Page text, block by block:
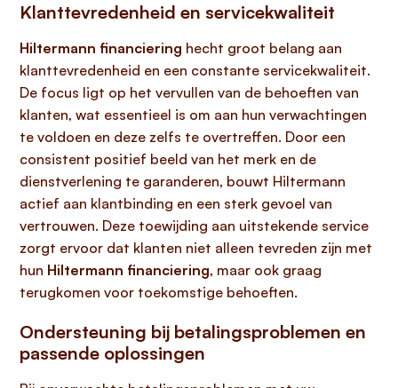
Klanttevredenheid en servicekwaliteit
Hiltermann financiering hecht groot belang aan
klanttevredenheid en een constante servicekwaliteit.
De focus ligt op het vervullen van de behoeften van
klanten, wat essentieel is om aan hun verwachtingen
te voldoen en deze zelfs te overtreffen. Door een
consistent positief beeld van het merk en de
dienstverlening te garanderen, bouwt Hiltermann
actief aan klantbinding en een sterk gevoel van
vertrouwen. Deze toewijding aan uitstekende service
zorgt ervoor dat klanten niet alleen tevreden zijn met
hun Hiltermann financiering, maar ook graag
terugkomen voor toekomstige behoeften.
Ondersteuning bij betalingsproblemen en
passende oplossingen